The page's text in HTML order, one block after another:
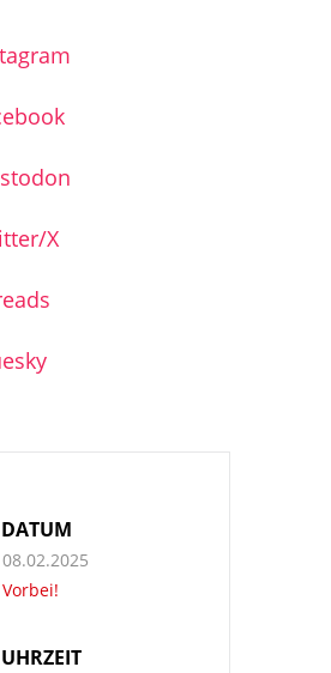
X
DATUM
08.02.2025
Vorbei!
UHRZEIT